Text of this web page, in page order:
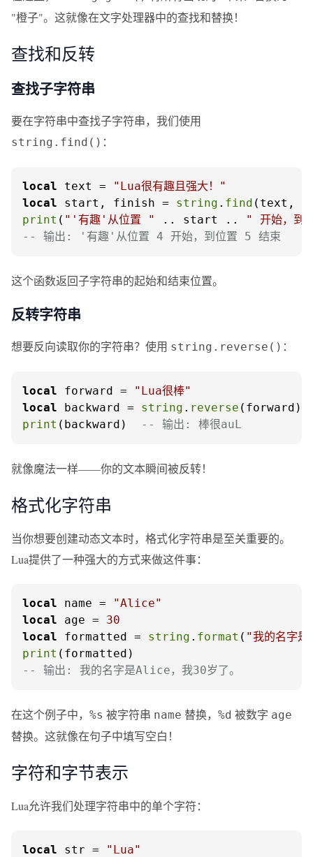
"橙子"。这就像在文字处理器中的查找和替换！
查找和反转
查找子字符串
要在字符串中查找子字符串，我们使用
string.find() ：
local text =
"Lua很有趣且强大！"
local start, finish = string . find (text,
print ( "'有趣'从位置 " .. start ..
" 开始，到
-- 输出: '有趣'从位置 4 开始，到位置 5 结束
这个函数返回子字符串的起始和结束位置。
反转字符串
想要反向读取你的字符串？使用 string.reverse() ：
local forward =
"Lua很棒"
local backward = string . reverse
print (backward) -- 输出: 棒很auL
就像魔法一样——你的文本瞬间被反转！
格式化字符串
当你想要创建动态文本时，格式化字符串是至关重要的。
Lua提供了一种强大的方式来做这件事：
local name =
"Alice"
local age = 30
local formatted = string . format ( "我的名字是
print
-- 输出: 我的名字是Alice，我30岁了。
在这个例子中， %s 被字符串 name 替换， %d 被数字 age
替换。这就像在句子中填写空白！
字符和字节表示
Lua允许我们处理字符串中的单个字符：
local str =
"Lua"